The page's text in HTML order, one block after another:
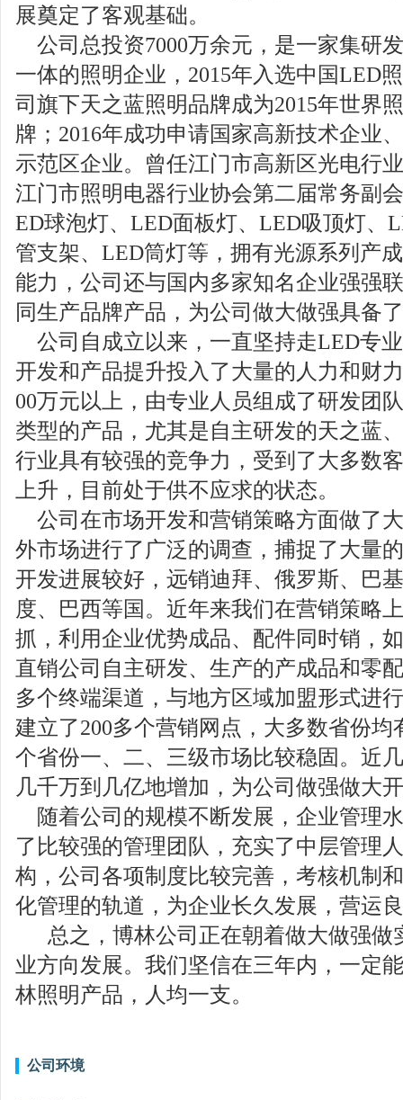
展奠定了客观基础。
公司总投资7000万余元，是一家集研
一体的照明企业， 2015年入选中国LED
司旗下天之蓝照明品牌成为2015年世界
牌； 2016年成功申请国家高新技术企业
示范区企业。曾任江门市高新区光电行
江门市照明电器行业协会第二届常务副
ED球泡灯、 LED面板灯、 LED吸顶灯、
管支架、 LED筒灯等，拥有光源系列产
能力，公司还与国内多家知名企业强强
同生产品牌产品，为公司做大做强具备
公司自成立以来，一直坚持走LED专
开发和产品提升投入了大量的人力和财
00万元以上，由专业人员组成了研发团
类型的产品，尤其是自主研发的天之蓝
行业具有较强的竞争力，受到了大多数
上升，目前处于供不应求的状态。
公司在市场开发和营销策略方面做了
外市场进行了广泛的调查，捕捉了大量
开发进展较好，远销迪拜、俄罗斯、巴
度、巴西等国。近年来我们在营销策略
抓，利用企业优势成品、配件同时销，
直销公司自主研发、生产的产成品和零
多个终端渠道，与地方区域加盟形式进
建立了200多个营销网点，大多数省份
个省份一、二、三级市场比较稳固。近
几千万到几亿地增加，为公司做强做大
随着公司的规模不断发展，企业管理
了比较强的管理团队，充实了中层管理
构，公司各项制度比较完善，考核机制
化管理的轨道，为企业长久发展，营运
总之，博林公司正在朝着做大做强做
业方向发展。我们坚信在三年内，一定
林照明产品，人均一支。
公司环境